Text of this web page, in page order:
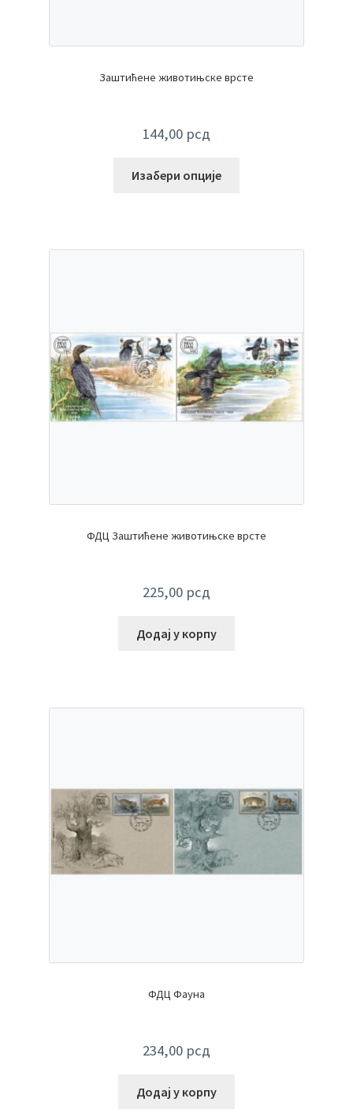
Заштићене животињске врсте
144,00 рсд
Изабери опције
ФДЦ Заштићене животињске врсте
225,00 рсд
Додај у корпу
ФДЦ Фауна
234,00 рсд
Додај у корпу